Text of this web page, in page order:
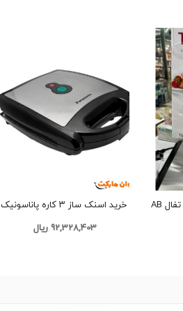
خرید اسنک ساز ۳ کاره پاناسونیک
92,328,403 ریال